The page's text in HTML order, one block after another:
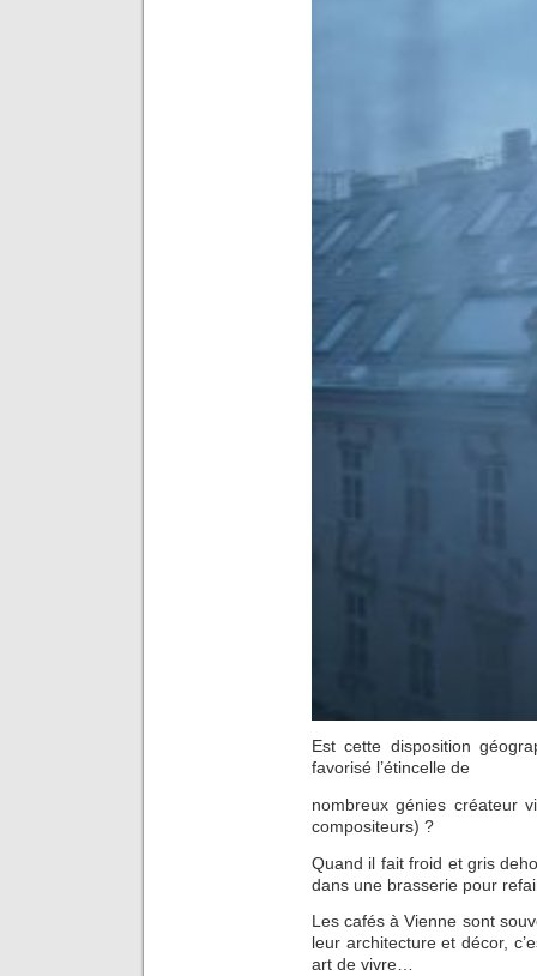
Est cette disposition
favorisé l’étincelle de
nombreux génies créateur
compositeurs) ?
Quand il fait froid et gris
dans une brasserie pour
Les cafés à Vienne sont
leur architecture et décor,
art de vivre…